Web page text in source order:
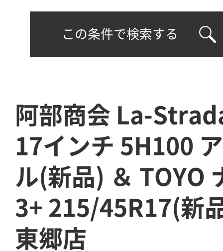
この条件で検索する
阿部商会 La-
17インチ 5H100
ル(新品) ＆ TOYO
3+ 215/45R17(新
東郷店